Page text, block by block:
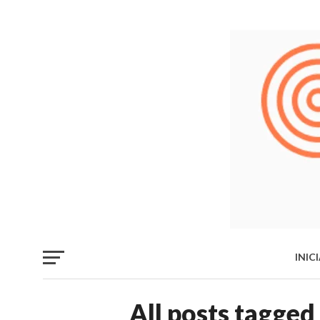
All posts